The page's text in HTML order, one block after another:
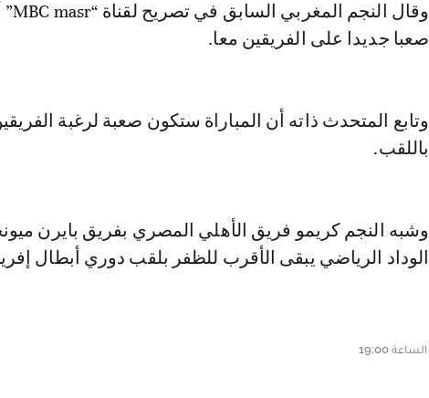
وقال النجم المغربي السابق في تصريح لقناة “MBC masr” أن النهائي سيكون
صعبا جديدا على الفريقين معا.
وتابع المتحدث ذاته أن المباراة ستكون صعبة لرغبة
باللقب.
وشبه النجم كريمو فريق الأهلي المصري بفريق بايرن
الوداد الرياضي يبقى الأقرب للظفر بلقب دوري أبطال